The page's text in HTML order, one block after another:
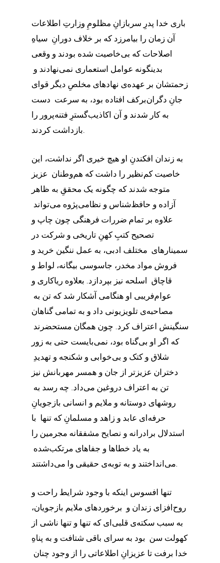
باری خدا پدرِ سربازانِ مظلومِ وزارتِ اطلاعات
آن زمان را بیامرزد که بر خلاف دورانِ سیاهِ
اصلاحات که بی‌خاصیت شده بودند و وقعی
بدینگونه عوامل استعماری نمی‌نهادند و
زحمتشان بر عهده‌ی نهادهای مخلصِ دیگر قوای
جان‌ِ دگران‌بر‌کف افتاده بود، به سرعت دست
به کار شدند و آن اکاذیب‌گسترِ فتنه‌پرور را
بازداشت کردند.
به زندان افکندنِ او هیچ خیری اگر نداشت، این
خاصیت کم‌نظیر را داشت که هم‌وطنان عزیز
متوجه شدند که چگونه یک محققِ به ظاهر
آزاده و حافظ‌شناس و نظامی‌پژوه می‌تواند
علاوه بر تمام ضررات فرهنگی چون چاپ و
تصحیح کتبِ کهنِ تاریخی و شرکت در
سمینارهای مختلف ادبی، به عمل ننگین خرید و
فروش مواد مخدر، جاسوسی بیگانه، لواط و
قاچاق اسلحه نیز بپردازد. بعلاوه ریاکاری و
عوام‌فریبی او هنگامی آشکار شد که تن به
مصاحبه‌ی تلویزیونی داد و به تمامی گناهان
سنگینش اعتراف کرد. چون همگان مستحضرند
که اگر او بی‌گناه بود، نمی‌بایست حتی به زور
شلاق و کتک و بی‌خوابی و شکنجه و تهدیدِ
دختران عزیزتر از جان و همسر مهربانش نیز
تن به اعتراف دروغین می‌داد. چه رسد به
روشهای دوستانه و ملایم و انسانی بازجویانِ
حرفه‌ای عابد و زاهد و مسلمانِ که تنها با
استدلال برادرانه و نصایح مشفقانه مجرمین را
به یاد خطاها و جفاهای مرتکب‌شده
می‌انداختند و به توبه‌ی حقیقی وا می‌داشتند.
تنها افسوس اینکه با وجود شرایط راحت و
روح‌افزای زندان و برخوردهای ملایم بازجویان،
به سبب سکته‌ی قلبی‌ای که تنها و تنها ناشی از
کهولت سن بود به سرای باقی شتافت و به پناهِ
خدا برفت تا عزیزانِ اطلاعاتی را از وجود چنان